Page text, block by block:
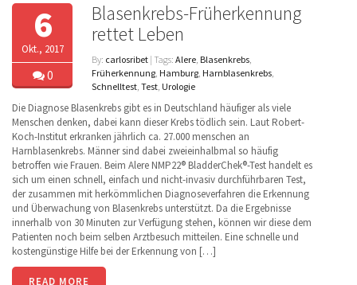
6
Okt., 2017
0
Blasenkrebs-Früherkennung
rettet Leben
By: carlosribet | Tags: Alere, Blasenkrebs,
Früherkennung, Hamburg, Harnblasenkrebs,
Schnelltest, Test, Urologie
Die Diagnose Blasenkrebs gibt es in Deutschland häufiger als viele
Menschen denken, dabei kann dieser Krebs tödlich sein. Laut Robert-
Koch-Institut erkranken jährlich ca. 27.000 menschen an
Harnblasenkrebs. Männer sind dabei zweieinhalbmal so häufig
betroffen wie Frauen. Beim Alere NMP22® BladderChek®-Test handelt es
sich um einen schnell, einfach und nicht-invasiv durchführbaren Test,
der zusammen mit herkömmlichen Diagnoseverfahren die Erkennung
und Überwachung von Blasenkrebs unterstützt. Da die Ergebnisse
innerhalb von 30 Minuten zur Verfügung stehen, können wir diese dem
Patienten noch beim selben Arztbesuch mitteilen. Eine schnelle und
kostengünstige Hilfe bei der Erkennung von […]
READ MORE